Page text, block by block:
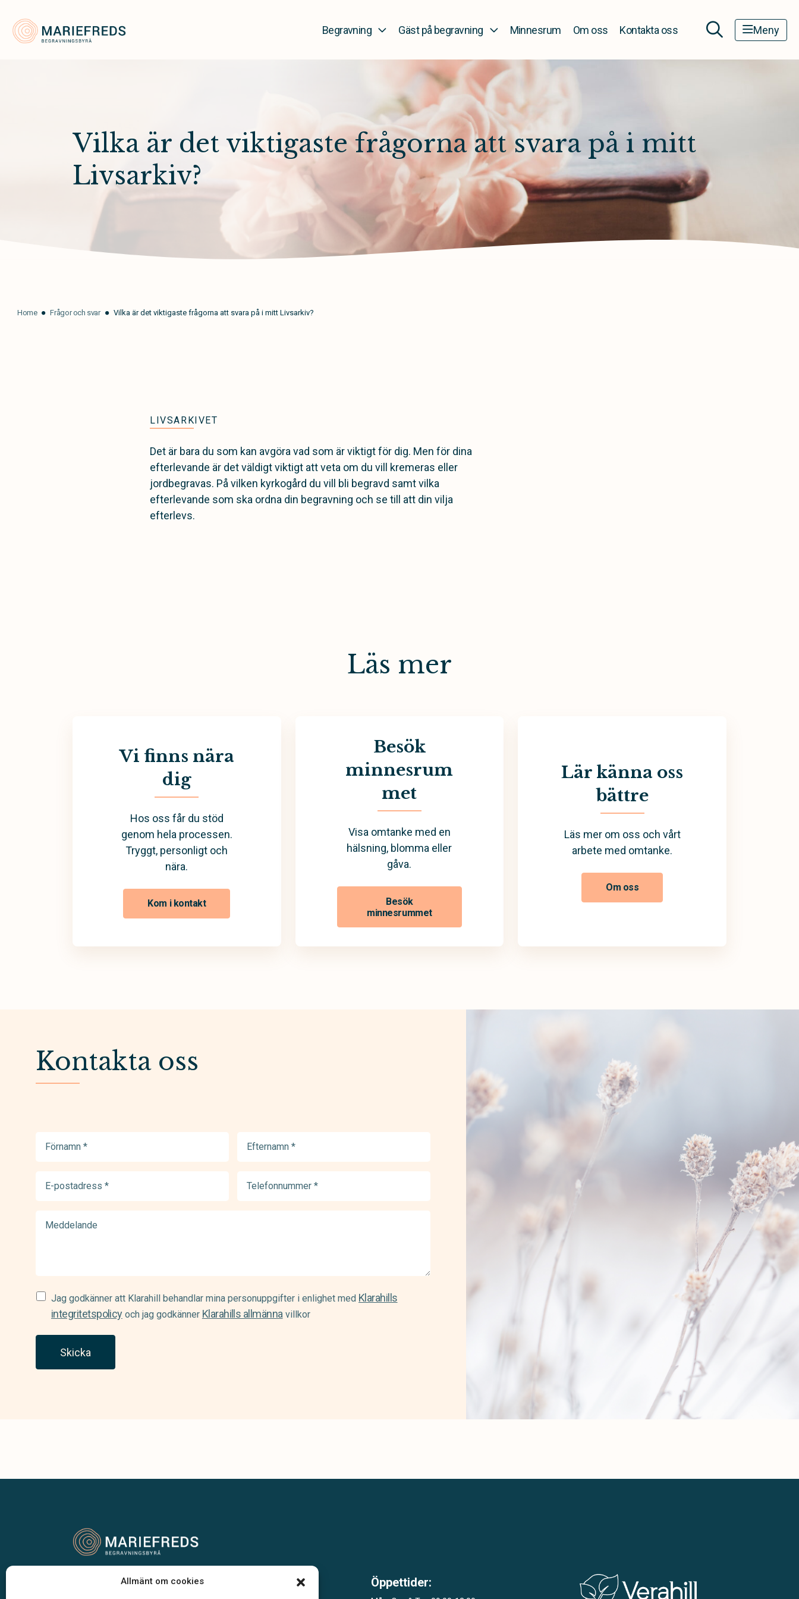
Allmänt om cookies
Begravning Gäst på begravning Minnesrum Om oss Kontakta oss Meny
Vilka är det viktigaste frågorna att svara på i mitt
Livsarkiv?
Home Frågor och svar Vilka är det viktigaste frågorna att svara på i mitt Livsarkiv?
LIVSARKIVET
Det är bara du som kan avgöra vad som är viktigt för dig. Men för dina
efterlevande är det väldigt viktigt att veta om du vill kremeras eller
jordbegravas. På vilken kyrkogård du vill bli begravd samt vilka
efterlevande som ska ordna din begravning och se till att din vilja
efterlevs.
Läs mer
Vi finns nära
dig
Hos oss får du stöd
genom hela processen.
Tryggt, personligt och
nära.
Kom i kontakt
Besök
minnesrum
met
Visa omtanke med en
hälsning, blomma eller
gåva.
Besök
minnesrummet
Lär känna oss
bättre
Läs mer om oss och vårt
arbete med omtanke.
Om oss
Kontakta oss
postadress
Samtycke
(Required)
Jag godkänner att Klarahill behandlar mina personuppgifter i enlighet med Klarahills
integritetspolicyoch jag godkänner Klarahills allmännavillkor
Skicka
Vår begravningsbyrå är en del av Klarahill.
Öppettider: